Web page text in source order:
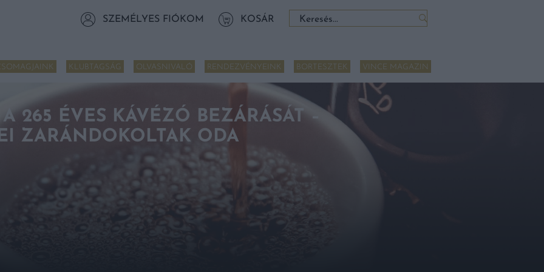
SZEMÉLYES FIÓKOM KOSÁR Keresés:
KLUBTAGSÁG OLVASNIVALÓ RENDEZVÉNYEINK BORTESZTEK VINCE MAGAZIN
265 ÉVES KÁVÉZÓ BEZÁRÁSÁT –
ZARÁNDOKOLTAK ODA